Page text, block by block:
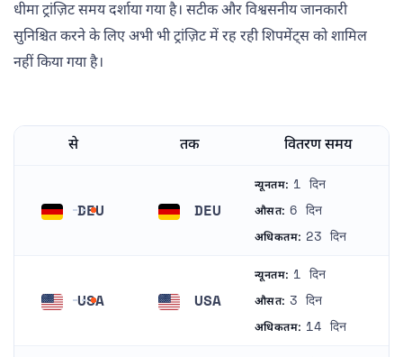
धीमा ट्रांज़िट समय दर्शाया गया है। सटीक और विश्वसनीय जानकारी
सुनिश्चित करने के लिए अभी भी ट्रांज़िट में रह रही शिपमेंट्स को शामिल
नहीं किया गया है।
से तक वितरण समय
DEU DEU
न्यूनतम: 1 दिन
औसत: 6 दिन
अधिकतम: 23 दिन
USA USA
न्यूनतम: 1 दिन
औसत: 3 दिन
अधिकतम: 14 दिन